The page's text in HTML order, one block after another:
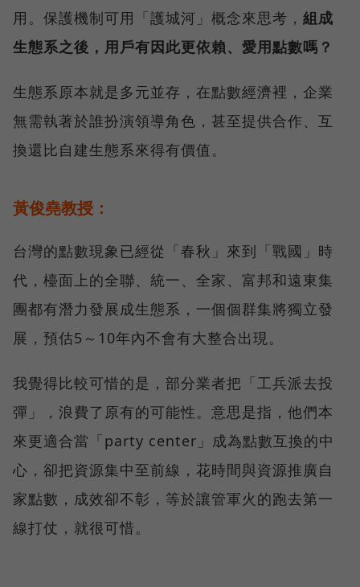
用。保護機制可用「護城河」概念來思考， 組成
生態系之後，用戶有因此更依賴、愛用點數嗎？
生態系原本就是多元並存，在點數經濟裡，企業
無需執著於誰扮演領導角色，甚至提供合作、互
換還比自建生態系來得有價值。
黃俊堯教授：
台灣的點數現象已經從「春秋」來到「戰國」時
代，檯面上的全聯、統一、全家、富邦和遠東集
團都有潛力發展成生態系，一個個群集將獨立發
展，預估5～10年內不會有大整合出現。
我覺得比較可惜的是，部分業者把「工兵派去投
彈」，浪費了原有的可能性。意思是指，他們本
來更適合當「party center」成為點數互換的中
心，卻把資源集中至前線，花時間與資源推廣自
家點數，成效卻不彰，等於讓管軍火的跑去第一
線打仗，就很可惜。